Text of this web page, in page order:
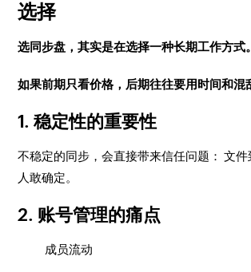
选择
选同步盘，其实是在选择一种长期工作方式。
如果前期只看价格，后期往往要用时间和混
1. 稳定性的重要性
不稳定的同步，会直接带来信任问题： 文
人敢确定。
2. 账号管理的痛点
成员流动